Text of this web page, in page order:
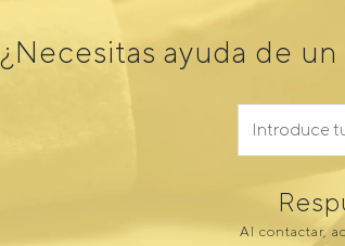
¿Necesitas ayuda de
Al contactar,